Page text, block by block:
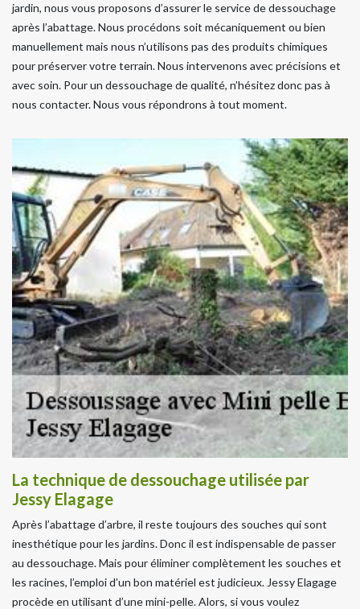
jardin, nous vous proposons d’assurer le service de dessouchage
après l’abattage. Nous procédons soit mécaniquement ou bien
manuellement mais nous n’utilisons pas des produits chimiques
pour préserver votre terrain. Nous intervenons avec précisions et
avec soin. Pour un dessouchage de qualité, n’hésitez donc pas à
nous contacter. Nous vous répondrons à tout moment.
La technique de dessouchage utilisée par
Jessy Elagage
Après l’abattage d’arbre, il reste toujours des souches qui sont
inesthétique pour les jardins. Donc il est indispensable de passer
au dessouchage. Mais pour éliminer complètement les souches et
les racines, l’emploi d’un bon matériel est judicieux. Jessy Elagage
procède en utilisant d’une mini-pelle. Alors, si vous voulez